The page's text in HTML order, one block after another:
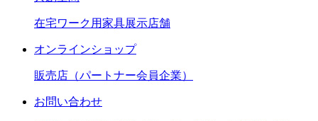
在宅ワーク用家具展示店舗
オンラインショップ
販売店（パートナー会員企業）
お問い合わせ